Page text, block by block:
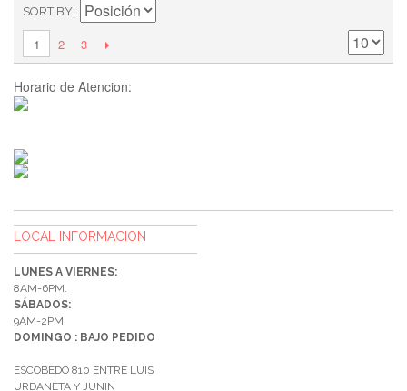
SORT BY
1 2 3
Horario de Atencion:
LOCAL INFORMACION
LUNES A VIERNES:
8AM-6PM.
SÁBADOS:
9AM-2PM
DOMINGO : BAJO PEDIDO
ESCOBEDO 810 ENTRE LUIS
URDANETA Y JUNIN